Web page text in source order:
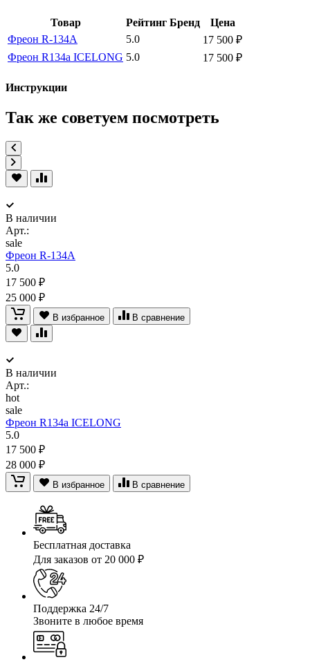
Товар Рейтинг Бренд
Цена
Фреон R-134A
5.0
17 500 ₽
Фреон R134a ICELONG 5.0 17 500 ₽
Инструкции
Так же советуем посмотреть
В наличии
Арт.:
sale
Фреон R-134A
5.0
17 500 ₽
25 000 ₽
В избранное В сравнение
В наличии
Арт.:
hot
sale
Фреон R134a ICELONG
5.0
17 500 ₽
28 000 ₽
В избранное В сравнение
Бесплатная доставка
Для заказов от 20 000 ₽
Поддержка 24/7
Звоните в любое время